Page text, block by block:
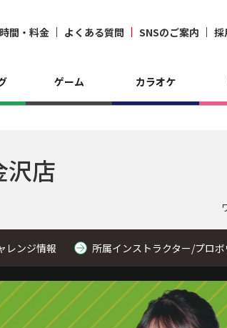
間・料金 よくある質問 SNSのご案内 採
ゲーム カラオケ
沢店
レンジ情報 所属インストラクター/プロ